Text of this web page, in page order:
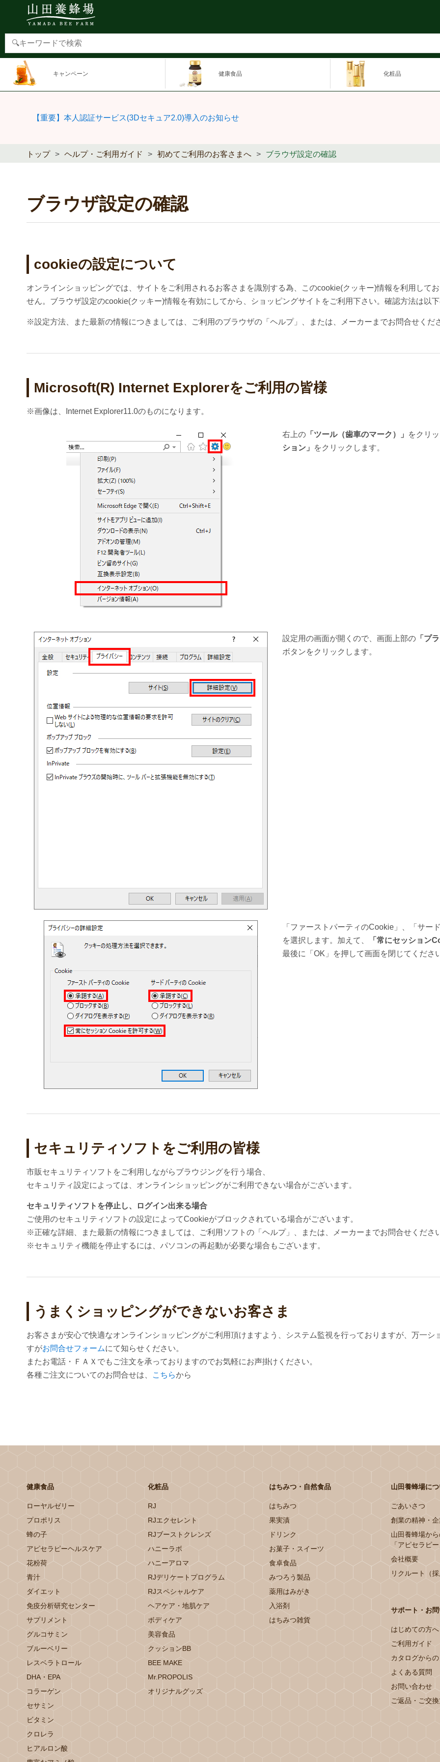
キャンペーン 健康食品 化粧品
【重要】本人認証サービス(3Dセキュア2.0)導入のお知らせ
トップ ヘルプ・ご利用ガイド 初めてご利用のお客さまへ ブラウザ設定の確認
ブラウザ設定の確認
cookieの設定について
オンラインショッピングでは、サイトをご利用されるお客さまを識別する為、このcookie(クッキー)情報を利用して
せん。ブラウザ設定のcookie(クッキー)情報を有効にしてから、ショッピングサイトをご利用下さい。確認方法は以
※設定方法、また最新の情報につきましては、ご利用のブラウザの「ヘルプ」、または、メーカーまでお問合せくだ
Microsoft(R) Internet Explorerをご利用の皆様
※画像は、Internet Explorer11.0のものになります。
右上の 「ツール（歯車のマーク）」
をクリ
ション」
をクリックします。
設定用の画面が開くので、画面上部の 「プ
ボタンをクリックします。
「ファーストパーティのCookie」、「サ
を選択します。加えて、
「常にセッション
最後に「OK」を押して画面を閉じてくださ
セキュリティソフトをご利用の皆様
市販セキュリティソフトをご利用しながらブラウジングを行う場合、
セキュリティ設定によっては、オンラインショッピングがご利用できない場合がございます。
セキュリティソフトを停止し、ログイン出来る場合
ご使用のセキュリティソフトの設定によってCookieがブロックされている場合がございます。
※正確な詳細、また最新の情報につきましては、ご利用ソフトの「ヘルプ」、または、メーカーまでお問合せくださ
※セキュリティ機能を停止するには、パソコンの再起動が必要な場合もございます。
うまくショッピングができないお客さま
お客さまが安心で快適なオンラインショッピングがご利用頂けますよう、システム監視を行っておりますが、万一
すがお問合せフォームにて知らせください。
またお電話・ＦＡＸでもご注文を承っておりますのでお気軽にお声掛けください。
各種ご注文についてのお問合せは、
こちらから
健康食品
ローヤルゼリー
プロポリス
蜂の子
アピセラピーヘルスケア
花粉荷
青汁
ダイエット
免疫分析研究センター
サプリメント
グルコサミン
ブルーベリー
レスベラトロール
DHA・EPA
コラーゲン
セサミン
ビタミン
クロレラ
ヒアルロン酸
化粧品
RJ
RJエクセレント
RJブーストクレンズ
ハニーラボ
ハニーアロマ
RJデリケートプログラム
RJスペシャルケア
ヘアケア・地肌ケア
ボディケア
美容食品
クッションBB
BEE MAKE
Mr.PROPOLIS
オリジナルグッズ
はちみつ・自然食品
はちみつ
果実漬
ドリンク
お菓子・スイーツ
食卓食品
みつろう製品
薬用はみがき
入浴剤
はちみつ雑貨
山田養蜂場に
ごあいさつ
創業の精神・
山田養蜂場か
「アピセラピ
会社概要
リクルート（
サポート・お
はじめての方へ
ご利用ガイド
カタログから
よくある質問
お問い合わせ
ご返品・ご交